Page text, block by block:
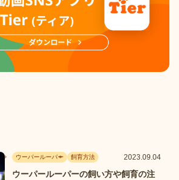
ウーパールーパー 飼育方法 2023.09.04
ウーパールーパーの飼い方や飼育の注